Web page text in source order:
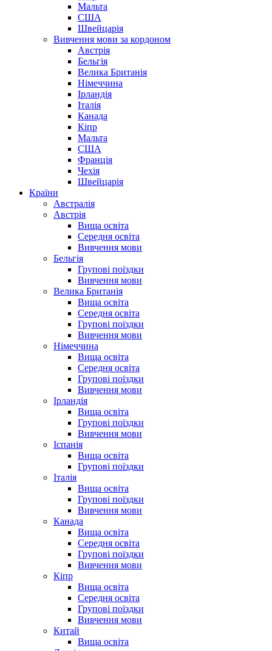
Мальта
США
Швейцарія
Вивчення мови за кордоном
Австрія
Бельгія
Велика Британія
Німеччина
Ірландія
Італія
Канада
Кіпр
Мальта
США
Франція
Чехія
Швейцарія
Країни
Австралія
Австрія
Вища освіта
Середня освіта
Вивчення мови
Бельгія
Групові поїздки
Вивчення мови
Велика Британія
Вища освіта
Середня освіта
Групові поїздки
Вивчення мови
Німеччина
Вища освіта
Середня освіта
Групові поїздки
Вивчення мови
Ірландія
Вища освіта
Групові поїздки
Вивчення мови
Іспанія
Вища освіта
Групові поїздки
Італія
Вища освіта
Групові поїздки
Вивчення мови
Канада
Вища освіта
Середня освіта
Групові поїздки
Вивчення мови
Кіпр
Вища освіта
Середня освіта
Групові поїздки
Вивчення мови
Китай
Вища освіта